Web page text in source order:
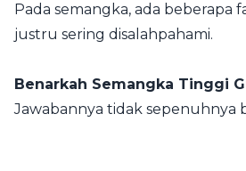
Pada semangka, ada beberapa
justru sering disalahpahami.
Benarkah Semangka Tinggi
Jawabannya tidak sepenuhnya